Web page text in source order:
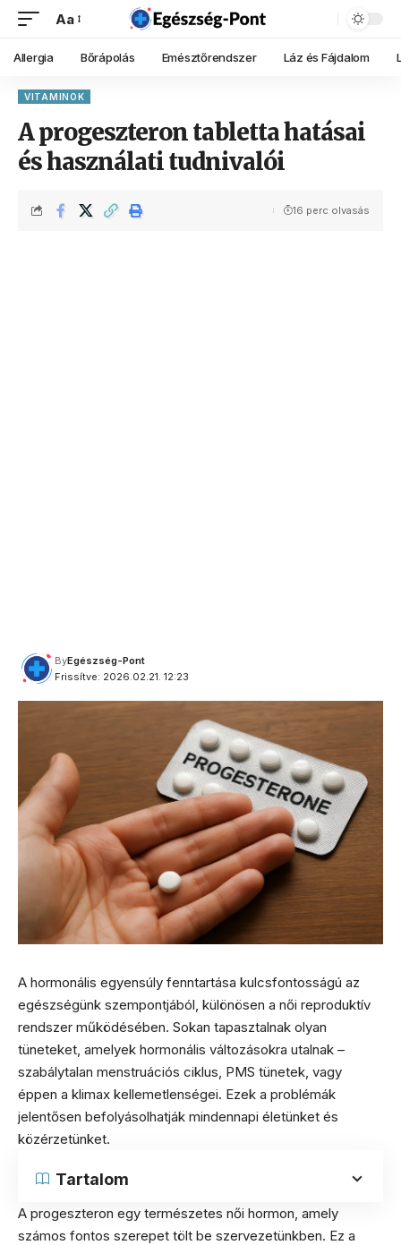
Aa
Allergia Bőrápolás Emésztőrendszer Láz és Fájdalom
VITAMINOK
A progeszteron tabletta hatásai
és használati tudnivalói
Frissítve: 2026.02.21. 12:23
ByEgészség-Pont
16 perc olvasás
A hormonális egyensúly fenntartása kulcsfontosságú az
egészségünk szempontjából, különösen a női reproduktív
rendszer működésében. Sokan tapasztalnak olyan
tüneteket, amelyek hormonális változásokra utalnak –
szabálytalan menstruációs ciklus, PMS tünetek, vagy
éppen a klimax kellemetlenségei. Ezek a problémák
jelentősen befolyásolhatják mindennapi életünket és
közérzetünket.
Tartalom
A progeszteron egy természetes női hormon, amely
számos fontos szerepet tölt be szervezetünkben. Ez a